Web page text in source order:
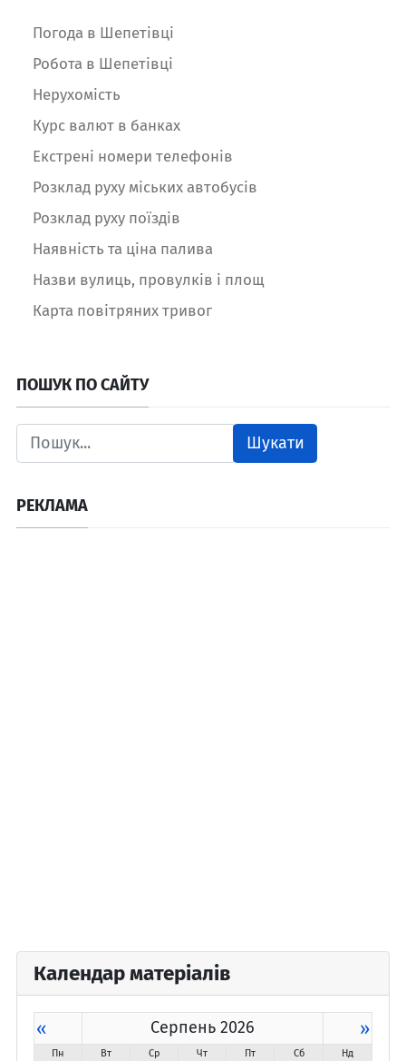
Погода в Шепетівці
Робота в Шепетівці
Нерухомість
Курс валют в банках
Екстрені номери телефонів
Розклад руху міських автобусів
Розклад руху поїздів
Наявність та ціна палива
Назви вулиць, провулків і площ
Карта повітряних тривог
ПОШУК ПО САЙТУ
Шукати
РЕКЛАМА
Календар матеріалів
« Серпень 2026 »
Пн Вт Ср Чт Пт Сб Нд